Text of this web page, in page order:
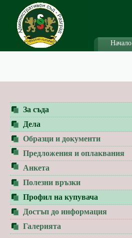
Начало
За съда
Дела
Образци и документи
Предложения и оплаквания
Анкета
Полезни връзки
Профил на купувача
Достъп до информация
Галерията